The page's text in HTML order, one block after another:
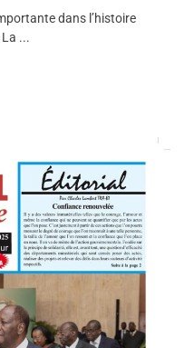
dans l’histoire
...